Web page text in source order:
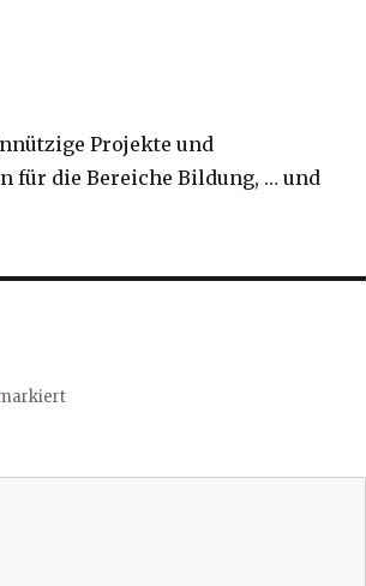
Projekte und
für die Bereiche Bildung, … und